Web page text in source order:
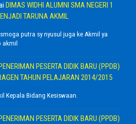
DIMAS WIDHI ALUMNI SMA NEGERI 1
TARUNA AKMIL
putra sy nyusul juga ke Akmil ya
akmil
PESERTA DIDIK BARU (PPDB)
TAHUN PELAJARAN 2014/2015
Kepala Bidang Kesiswaan.
PESERTA DIDIK BARU (PPDB)